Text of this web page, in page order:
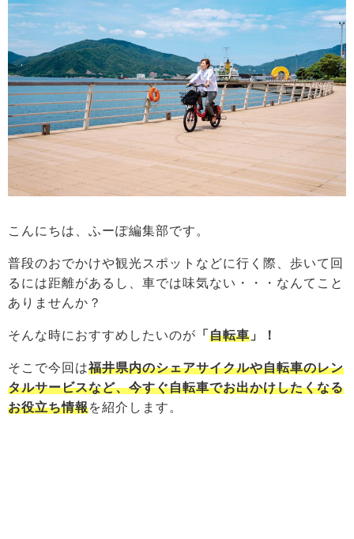
こんにちは、ふーぽ編集部です。
普段のおでかけや観光スポットなどに行く際、歩いて回
るには距離があるし、車では味気ない・・・なんてこと
ありませんか？
そんな時におすすめしたいのが 「 自転車 」！
そこで今回は福井県内のシェアサイクルや自転車のレン
タルサービスなど、今すぐ自転車でお出かけしたくなる
お役立ち情報を紹介します。